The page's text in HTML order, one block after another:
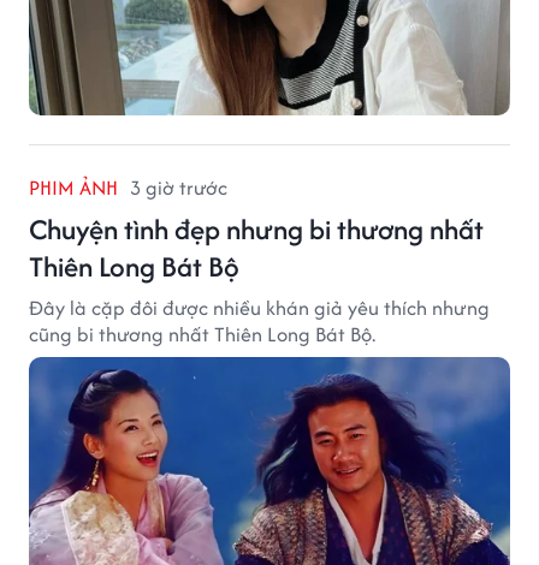
PHIM ẢNH 3 giờ trước
Chuyện tình đẹp nhưng bi thương nhất
Thiên Long Bát Bộ
Đây là cặp đôi được nhiều khán giả yêu thích nhưng
cũng bi thương nhất Thiên Long Bát Bộ.